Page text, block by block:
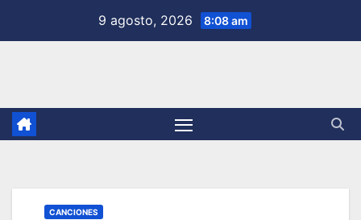
9 agosto, 2026 8:08 am
CANCIONES